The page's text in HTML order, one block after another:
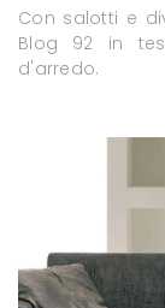
Con salotti e
Blog 92 in
d'arredo.